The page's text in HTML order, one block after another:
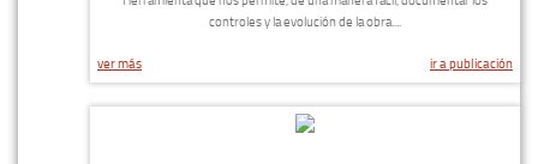
controles y la evolución de la obra....
ver más ir a publicación